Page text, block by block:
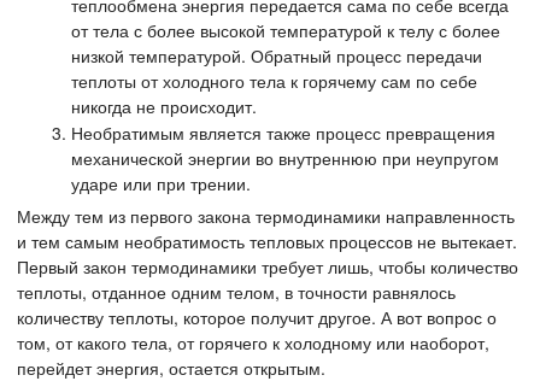
от тела с более высокой температурой к телу с более
низкой температурой. Обратный процесс передачи
теплоты от холодного тела к горячему сам по себе
никогда не происходит.
Необратимым является также процесс превращения
механической энергии во внутреннюю при неупругом
ударе или при трении.
Между тем из первого закона термодинамики направленность
и тем самым необратимость тепловых процессов не вытекает.
Первый закон термодинамики требует лишь, чтобы количество
теплоты, отданное одним телом, в точности равнялось
количеству теплоты, которое получит другое. А вот вопрос о
том, от какого тела, от горячего к холодному или наоборот,
перейдет энергия, остается открытым.